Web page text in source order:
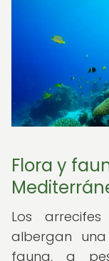
Flora y
Los
albergan
fauna, a